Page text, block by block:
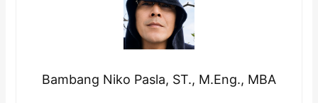
Bambang Niko Pasla, ST., M.Eng., MBA